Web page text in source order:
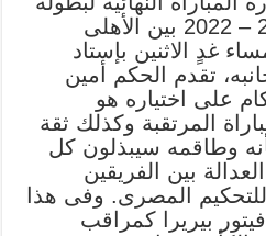
كأس مصر موسم 2021 – 2022 بين الأهلى
غدٍ الاثنين بإستاد
تقدم الحكم أمين
على اختياره هو
المرتقبة وكذلك ثقة
وطاقمه سيبذلون كل
بين الفريقين
المصرى. وفى هذا
بيريرا كمراقب